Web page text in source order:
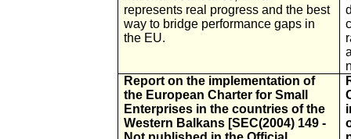
represents real progress and the best
way to bridge performance gaps in
the EU.
Report on the implementation of
the European Charter for Small
Enterprises in the countries of the
Western Balkans [SEC(2004) 149 -